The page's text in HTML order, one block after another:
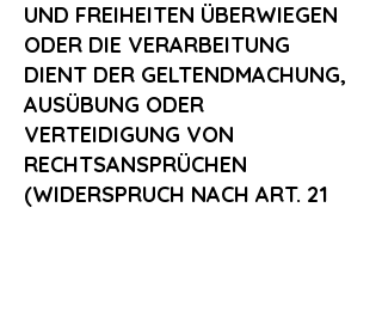
UND FREIHEITEN ÜBERWIEGEN
ODER DIE VERARBEITUNG
DIENT DER GELTENDMACHUNG,
AUSÜBUNG ODER
VERTEIDIGUNG VON
RECHTSANSPRÜCHEN
(WIDERSPRUCH NACH ART. 21